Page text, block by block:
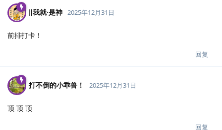
‖我就·是神 2025年12月31日
前排打卡！
回复
打不倒的小乖兽！ 2025年12月31日
顶 顶 顶
回复